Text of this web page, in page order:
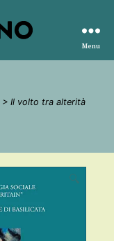
Menu
> Il volto tra alterità
🔍